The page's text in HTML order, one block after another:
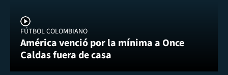
FÚTBOL COLOMBIANO
América venció por la mínima a Once
Caldas fuera de casa